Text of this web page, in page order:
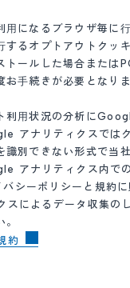
⽤になるブラウザ毎に
するオプトアウトクッ
トールした場合または
お⼿続きが必要となり
利⽤状況の分析に
アナリティクスでは
識別できない形式で当
アナリティクス内で
シーポリシーと規約に
によるデータ収集の
約